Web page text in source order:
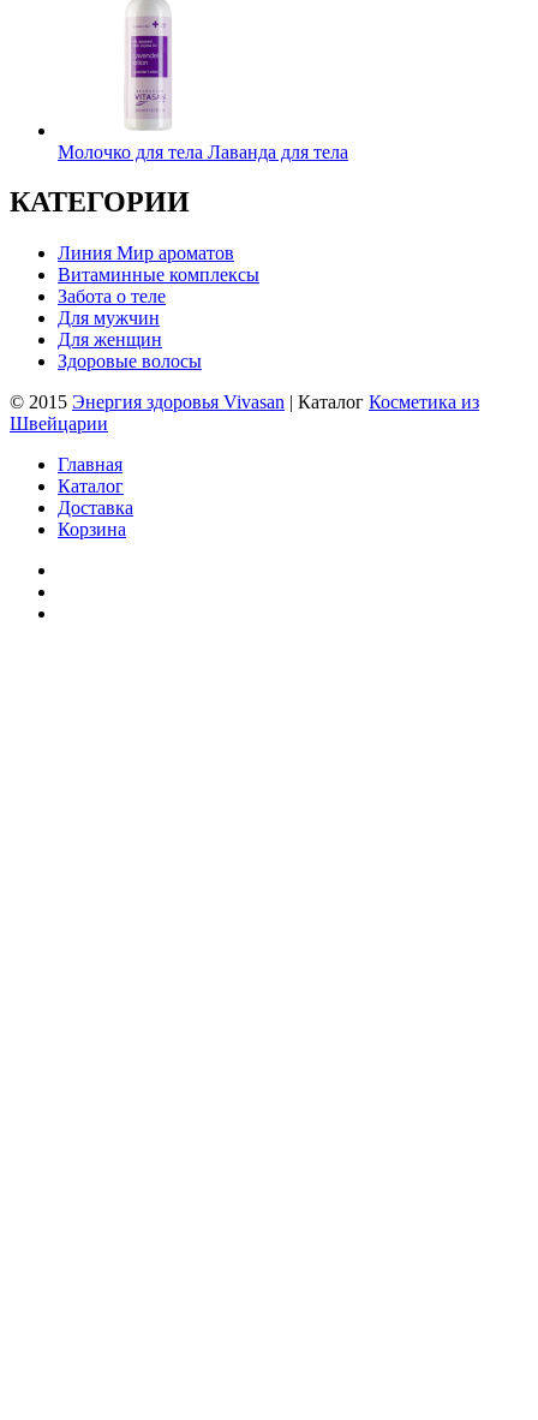
Молочко для тела Лаванда для тела
КАТЕГОРИИ
Линия Мир ароматов
Витаминные комплексы
Забота о теле
Для мужчин
Для женщин
Здоровые волосы
© 2015 Энергия здоровья Vivasan | Каталог Косметика из
Швейцарии
Главная
Каталог
Доставка
Корзина